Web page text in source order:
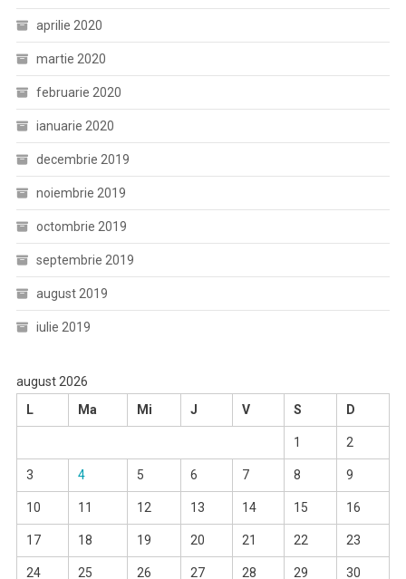
aprilie 2020
martie 2020
februarie 2020
ianuarie 2020
decembrie 2019
noiembrie 2019
octombrie 2019
septembrie 2019
august 2019
iulie 2019
august 2026
L
Ma Mi J V S D
1 2
3 4 5 6 7 8 9
10 11 12 13 14 15 16
17 18 19 20 21 22 23
24 25 26 27 28 29 30